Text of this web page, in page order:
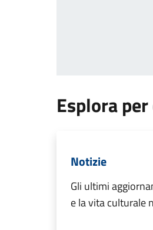
Esplora
Notizie
Gli ultimi
e la vita culturale